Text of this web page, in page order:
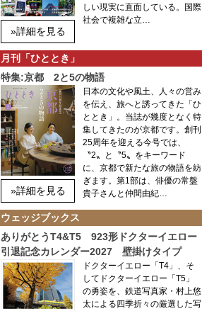
»詳細を見る
しい現実に直面している。国際
社会で複雑な立…
月刊「ひととき」
特集:京都 2と5の物語
»詳細を見る
日本の文化や風土、人々の営み
を伝え、旅へと誘ってきた「ひ
ととき」。当誌が幾度となく特
集してきたのが京都です。創刊
25周年を迎える今号では、
〝2〟と〝5〟をキーワード
に、京都で新たな旅の物語を紡
ぎます。第1部は、俳優の常盤
貴子さんと仲間由紀…
ウェッジブックス
ありがとうT4&T5 923形ドクターイエロー
引退記念カレンダー2027 壁掛けタイプ
ドクターイエロー「T4」、そ
してドクターイエロー「T5」
の勇姿を、鉄道写真家・村上悠
太による四季折々の厳選した写